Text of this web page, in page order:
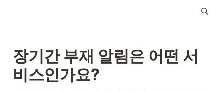
장기간 부재 알림은 어떤 서
비스인가요?